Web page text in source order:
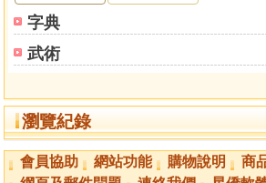
字典
武術
瀏覽紀錄
拾陸、命理風水學
拾柒、金鎖玉關
第四章 陽宅內局與隔間
第二節 居家內局規劃須知
第三節 空屋案例論斷
第四節 定向立極
第五節 屋形之吉凶
會員協助 網站功能 購物說明 商